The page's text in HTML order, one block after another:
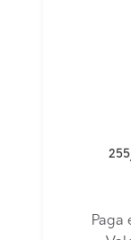
original
actual
Paga